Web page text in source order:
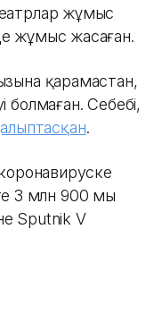
жұмыс
жұмыс жасаған.
қарамастан,
Себебі,
.
3 млн 900 мың
Sputnik V